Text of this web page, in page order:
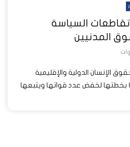
تقاطعات السياسة
المدنيين
الإنسان الدولية والإقليمية
بخطتها لخفض عدد قواتها ويتبعها